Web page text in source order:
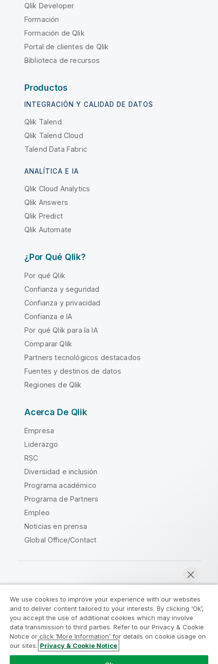
Qlik Developer
Formación
Formación de Qlik
Portal de clientes de Qlik
Biblioteca de recursos
Productos
INTEGRACIÓN Y CALIDAD DE DATOS
Qlik Talend
Qlik Talend Cloud
Talend Data Fabric
ANALÍTICA E IA
Qlik Cloud Analytics
Qlik Answers
Qlik Predict
Qlik Automate
¿Por Qué Qlik?
Por qué Qlik
Confianza y seguridad
Confianza y privacidad
Confianza e IA
Por qué Qlik para la IA
Comparar Qlik
Partners tecnológicos destacados
Fuentes y destinos de datos
Regiones de Qlik
Acerca De Qlik
Empresa
Liderazgo
RSC
Diversidad e inclusión
Programa académico
Programa de Partners
Empleo
Noticias en prensa
Global Office/Contact
Acuerdos legales
Condiciones del producto
Legal Policies
Política legal
Condiciones de uso
Marcas comerciales
Do Not Share My Info
We use cookies to improve your experience with our websites
and to deliver content tailored to your interests. By clicking ‘Ok’,
you accept the use of additional cookies which may involve
data transmission to third parties. Refer to our Privacy & Cookie
Notice or click ‘More Information’ for details on cookie usage on
our sites. Privacy & Cookie Notice